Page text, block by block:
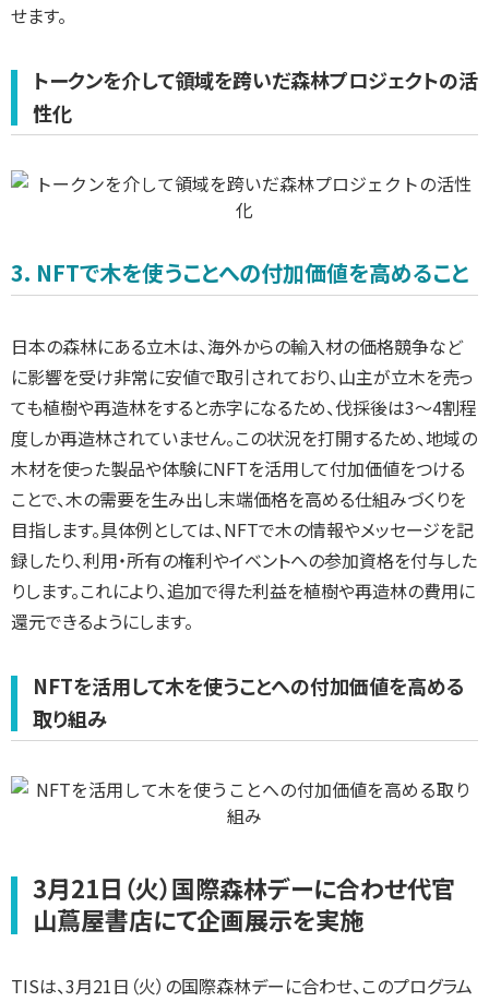
せます。
トークンを介して領域を跨いだ森林プロジェクトの活
性化
3. NFTで木を使うことへの付加価値を高めること
日本の森林にある立木は、海外からの輸入材の価格競争など
に影響を受け非常に安値で取引されており、山主が立木を売っ
ても植樹や再造林をすると赤字になるため、伐採後は3～4割程
度しか再造林されていません。この状況を打開するため、地域の
木材を使った製品や体験にNFTを活用して付加価値をつける
ことで、木の需要を生み出し末端価格を高める仕組みづくりを
目指します。具体例としては、NFTで木の情報やメッセージを記
録したり、利用・所有の権利やイベントへの参加資格を付与した
りします。これにより、追加で得た利益を植樹や再造林の費用に
還元できるようにします。
NFTを活用して木を使うことへの付加価値を高める
取り組み
3月21日（火）国際森林デーに合わせ代官
山蔦屋書店にて企画展示を実施
TISは、3月21日（火）の国際森林デーに合わせ、このプログラム